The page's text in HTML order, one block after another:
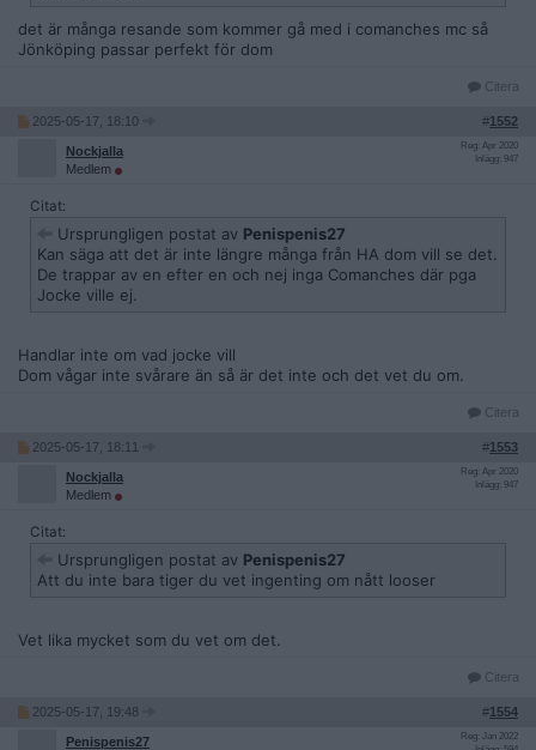
https://www.sverigesradio.se/artikel/mc-klubb-vill-etablera-s
ig-i-finnveden-polisen-varnar-foretagare
det är många resande som kommer gå med i comanches mc så
Jönköping passar perfekt för dom
Citera
2025-05-17, 18:10 #1552
Nockjalla
Medlem
Reg: Apr 2020
Inlägg: 947
Citat:
Ursprungligen postat av Penispenis27
Kan säga att det är inte längre många från HA dom vill se det.
De trappar av en efter en och nej inga Comanches där pga
Jocke ville ej.
Handlar inte om vad jocke vill
Dom vågar inte svårare än så är det inte och det vet du om.
Citera
2025-05-17, 18:11 #1553
Nockjalla
Medlem
Reg: Apr 2020
Inlägg: 947
Citat:
Ursprungligen postat av Penispenis27
Att du inte bara tiger du vet ingenting om nått looser
Vet lika mycket som du vet om det.
Citera
2025-05-17, 19:48 #1554
Penispenis27
Reg: Jan 2022